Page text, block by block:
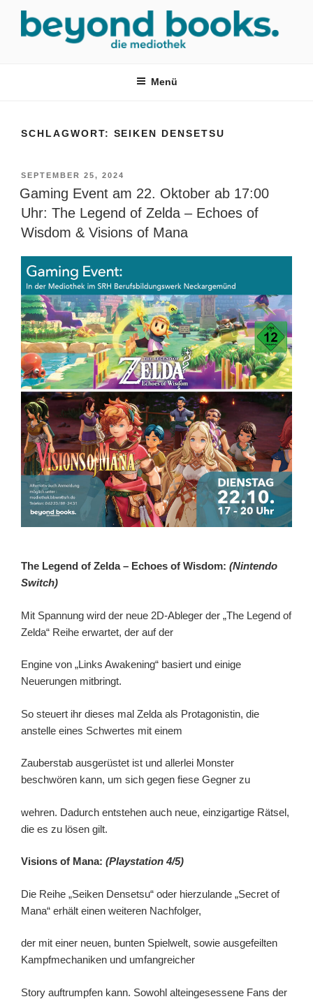
springen
Menü
SCHLAGWORT: SEIKEN DENSETSU
VERÖFFENTLICHT
AM
SEPTEMBER 25, 2024
Gaming Event am 22. Oktober ab 17:00
Uhr: The Legend of Zelda – Echoes of
Wisdom & Visions of Mana
The Legend of Zelda – Echoes of Wisdom: (Nintendo
Switch)
Mit Spannung wird der neue 2D-Ableger der „The Legend of
Zelda“ Reihe erwartet, der auf der
Engine von „Links Awakening“ basiert und einige
Neuerungen mitbringt.
So steuert ihr dieses mal Zelda als Protagonistin, die
anstelle eines Schwertes mit einem
Zauberstab ausgerüstet ist und allerlei Monster
beschwören kann, um sich gegen fiese Gegner zu
wehren. Dadurch entstehen auch neue, einzigartige Rätsel,
die es zu lösen gilt.
Visions of Mana: (Playstation 4/5)
Die Reihe „Seiken Densetsu“ oder hierzulande „Secret of
Mana“ erhält einen weiteren Nachfolger,
der mit einer neuen, bunten Spielwelt, sowie ausgefeilten
Kampfmechaniken und umfangreicher
Story auftrumpfen kann. Sowohl alteingesessene Fans der